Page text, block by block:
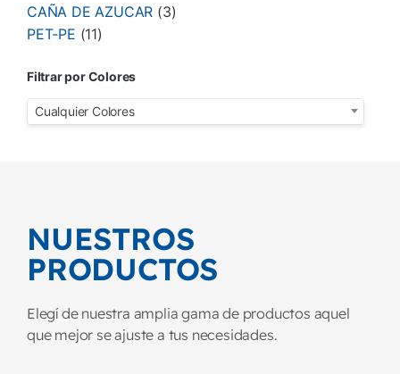
CAÑA DE AZUCAR (3)
PET-PE (11)
Filtrar por Colores
Cualquier Colores
NUESTROS
PRODUCTOS
Elegí de nuestra amplia gama de productos aquel
que mejor se ajuste a tus necesidades.